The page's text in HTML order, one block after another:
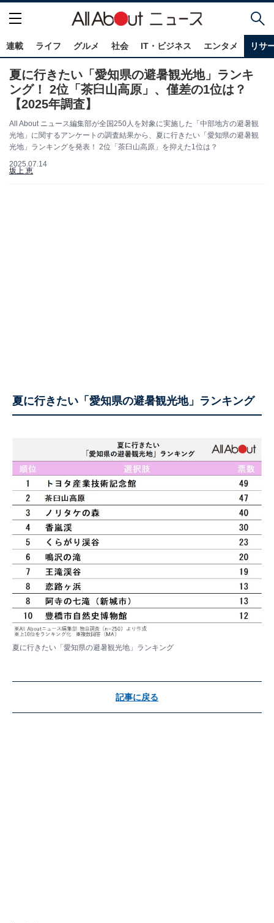
連載 ライフ グルメ 社会 IT・ビジネス エンタメ リサ
夏に行きたい「愛知県の避暑観光地」ランキ
ング！ 2位「茶臼山高原」、僅差の1位は？
【2025年調査】
All About ニュース編集部が全国250人を対象に実施した「中部地方の避暑観
光地」に関するアンケートの調査結果から、夏に行きたい「愛知県の避暑観
光地」ランキングを発表！ 2位「茶臼山高原」を抑えた1位は？
2025.07.14
坂上 恵
夏に行きたい「愛知県の避暑観光地」ランキング
夏に行きたい「愛知県の避暑観光地」ランキング
記事に戻る